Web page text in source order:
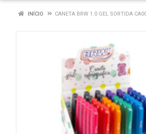
INÍCIO CANETA BRW 1.0 GEL SORTIDA